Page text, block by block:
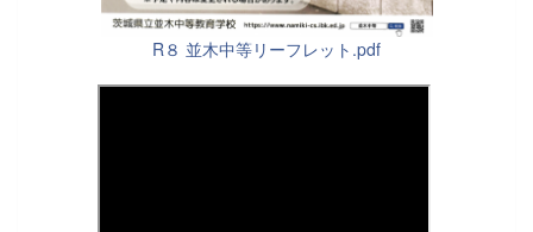
R８ 並木中等リーフレット.pdf